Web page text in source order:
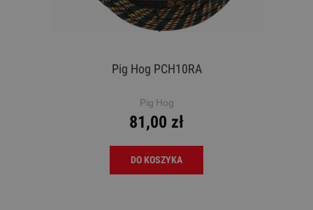
Pig Hog PCH10RA
Pig Hog
81,00 zł
DO KOSZYKA